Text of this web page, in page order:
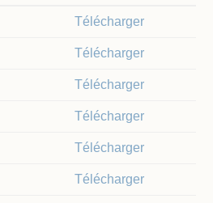
Santé et sécuritéTélécharger
Télécharger
Télécharger
Télécharger
Télécharger
Télécharger